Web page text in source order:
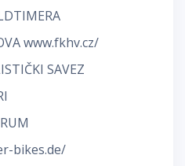
www.fkhv.cz/
SAVEZ
bikes.de/